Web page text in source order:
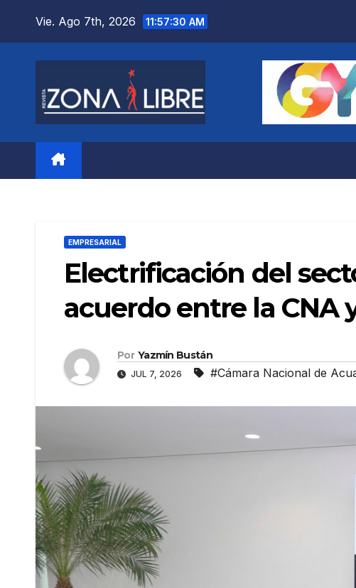
Vie. Ago 7th, 2026 11:57:31 AM
EMPRESARIAL
Electrificación del
acuerdo entre la CNA
Por Yazmín Bustán
JUL 7, 2026 #Cámara Nacional de